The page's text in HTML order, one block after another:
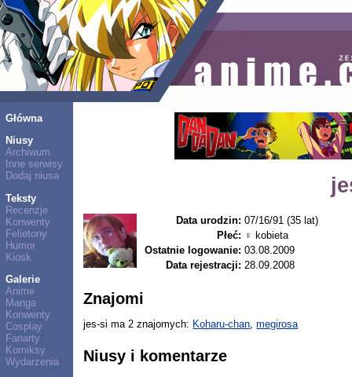
Główna
Niusy
Archiwum
Inne serwisy
Dodaj niusa
Teksty
Recenzje
Konwenty
Felietony
Humor
Kiosk
Galerie
Anime
Manga
Konwenty
Cosplay
Fanarty
Komiksy
Wydarzenia
Data urodzin: 07/16/91 (35 lat)
Płeć: ♀ kobieta
Ostatnie logowanie: 03.08.2009
Data rejestracji: 28.09.2008
Znajomi
jes-si ma 2 znajomych: Koharu-chan,megirosa
Niusy i komentarze